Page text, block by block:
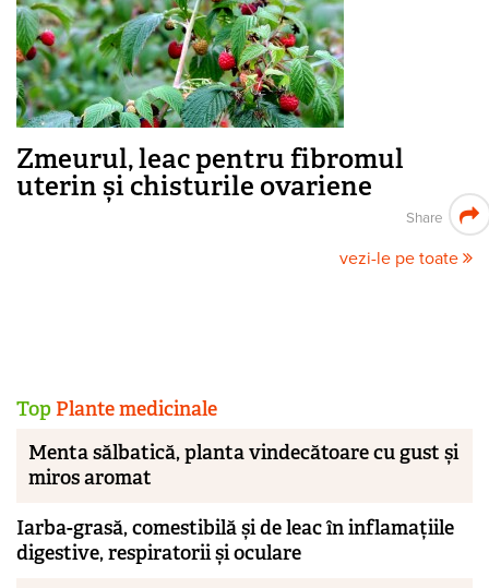
Zmeurul, leac pentru fibromul
uterin și chisturile ovariene
Share
vezi-le pe toate
Top Plante medicinale
Menta sălbatică, planta vindecătoare cu gust și
miros aromat
Iarba-grasă, comestibilă și de leac în inflamațiile
digestive, respiratorii și oculare